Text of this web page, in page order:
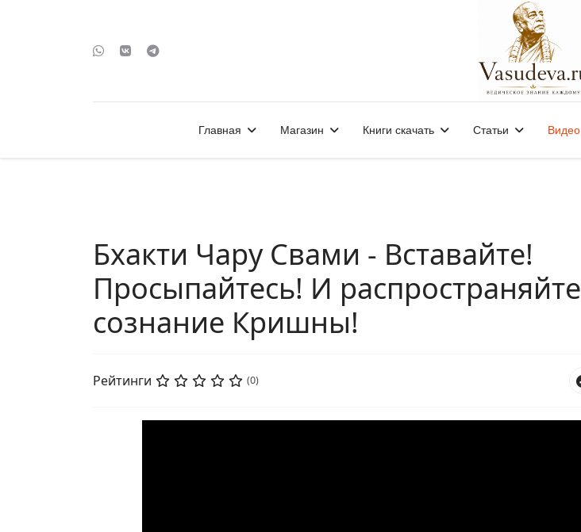
Главная Магазин Книги скачать Статьи Видео
Бхакти Чару Свами - Вставайте!
Просыпайтесь! И распространяйте
сознание Кришны!
Рейтинги (0)